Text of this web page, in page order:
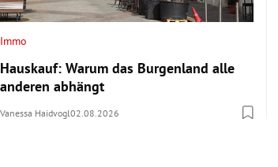
Immo
Hauskauf: Warum das Burgenland alle
anderen abhängt
Vanessa Haidvogl02.08.2026